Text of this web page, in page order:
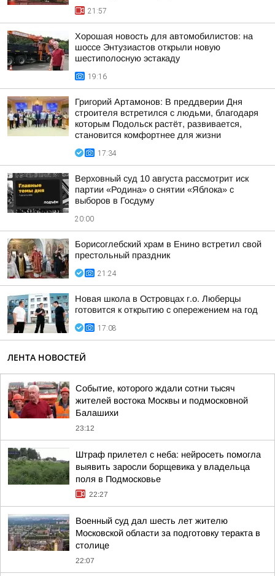
21:57
Хорошая новость для автомобилистов: на
шоссе Энтузиастов открыли новую
шестиполосную эстакаду
19:16
Григорий Артамонов: В преддверии Дня
строителя встретился с людьми, благодаря
которым Подольск растёт, развивается,
становится комфортнее для жизни
17:34
Верховный суд 10 августа рассмотрит иск
партии «Родина» о снятии «Яблока» с
выборов в Госдуму
20:00
Борисоглебский храм в Енино встретил свой
престольный праздник
21:24
Новая школа в Островцах г.о. Люберцы
готовится к открытию с опережением на год
17:08
ЛЕНТА НОВОСТЕЙ
Событие, которого ждали сотни тысяч
жителей востока Москвы и подмосковной
Балашихи
23:12
Штраф прилетел с неба: нейросеть помогла
выявить заросли борщевика у владельца
поля в Подмосковье
22:27
Военный суд дал шесть лет жителю
Московской области за подготовку теракта в
столице
22:07